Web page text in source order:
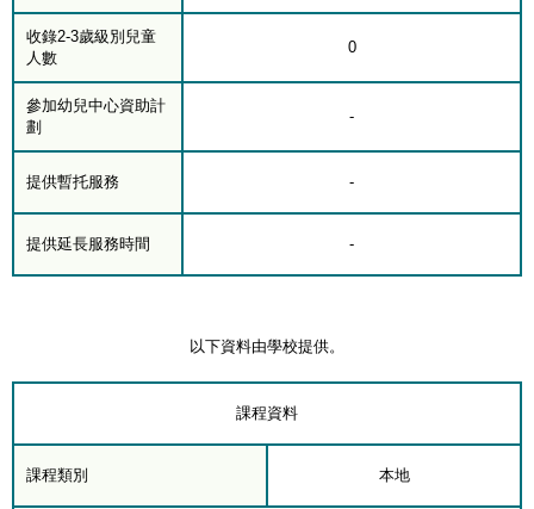
收錄2-3歲級別兒童
人數
0
參加幼兒中心資助計
劃
-
提供暫托服務 -
提供延長服務時間 -
以下資料由學校提供。
課程資料
課程類別 本地